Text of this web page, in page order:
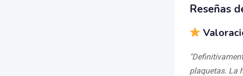
Reseñas
plaquetas. La